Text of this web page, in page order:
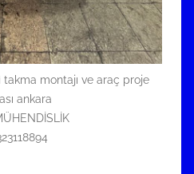
montajı ve araç proje
ankara